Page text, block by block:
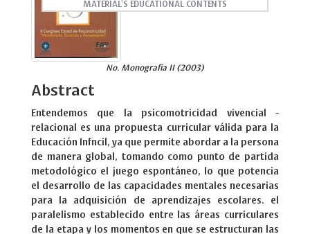
MATERIAL'S EDUCATIONAL CONTENTS
No. Monografía II (2003)
Abstract
Entendemos que la psicomotricidad vivencial -
relacional es una propuesta curricular válida para la
Educación Infncil, ya que permite abordar a la persona
de manera global, tomando como punto de partida
metodológico el juego espontáneo, lo que potencia
el desarrollo de las capacidades mentales necesarias
para la adquisición de aprendizajes escolares. el
paralelismo establecido entre las áreas curriculares
de la etapa y los momentos en que se estructuran las